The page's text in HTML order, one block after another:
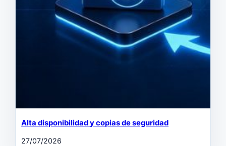
Alta disponibilidad y copias de seguridad
27/07/2026